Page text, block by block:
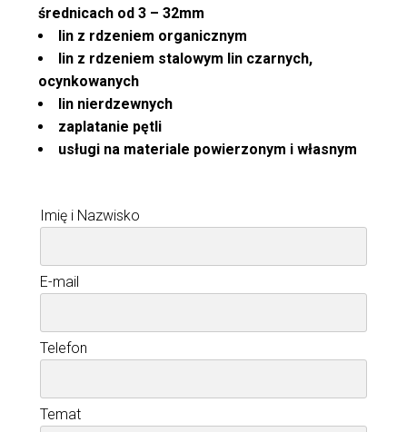
średnicach od 3 – 32mm
lin z rdzeniem organicznym
lin z rdzeniem stalowym lin czarnych,
ocynkowanych
lin nierdzewnych
zaplatanie pętli
usługi na materiale powierzonym i własnym
Imię i Nazwisko
E-mail
Telefon
Temat